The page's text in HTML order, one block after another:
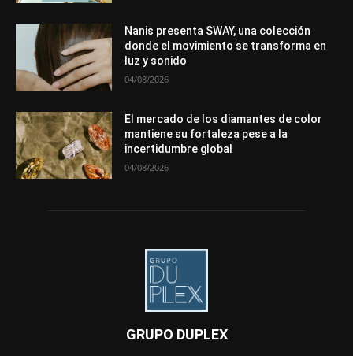
Nanis presenta SWAY, una colección
donde el movimiento se transforma en
luz y sonido
04/08/2026
El mercado de los diamantes de color
mantiene su fortaleza pese a la
incertidumbre global
04/08/2026
GRUPO DUPLEX